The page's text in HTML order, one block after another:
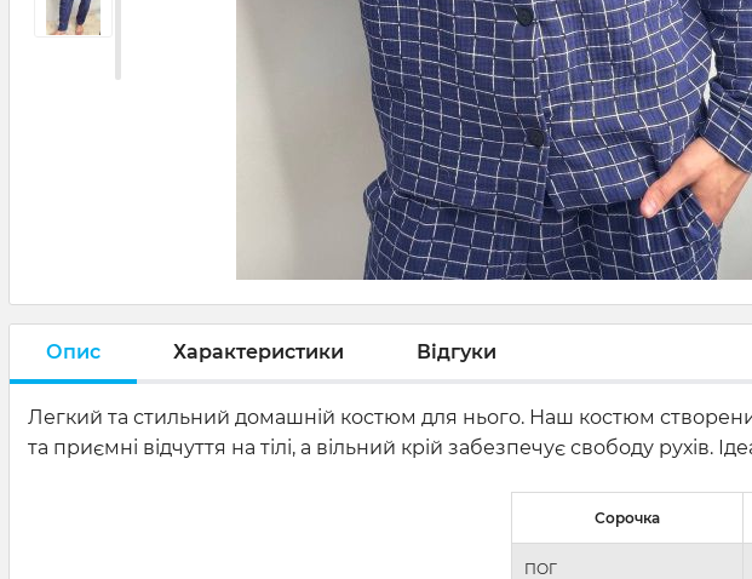
Опис Характеристики Відгуки
Легкий та стильний домашній костюм для нього. Наш костюм
та приємні відчуття на тілі, а вільний крій забезпечує свободу
Сорочка
ПОГ